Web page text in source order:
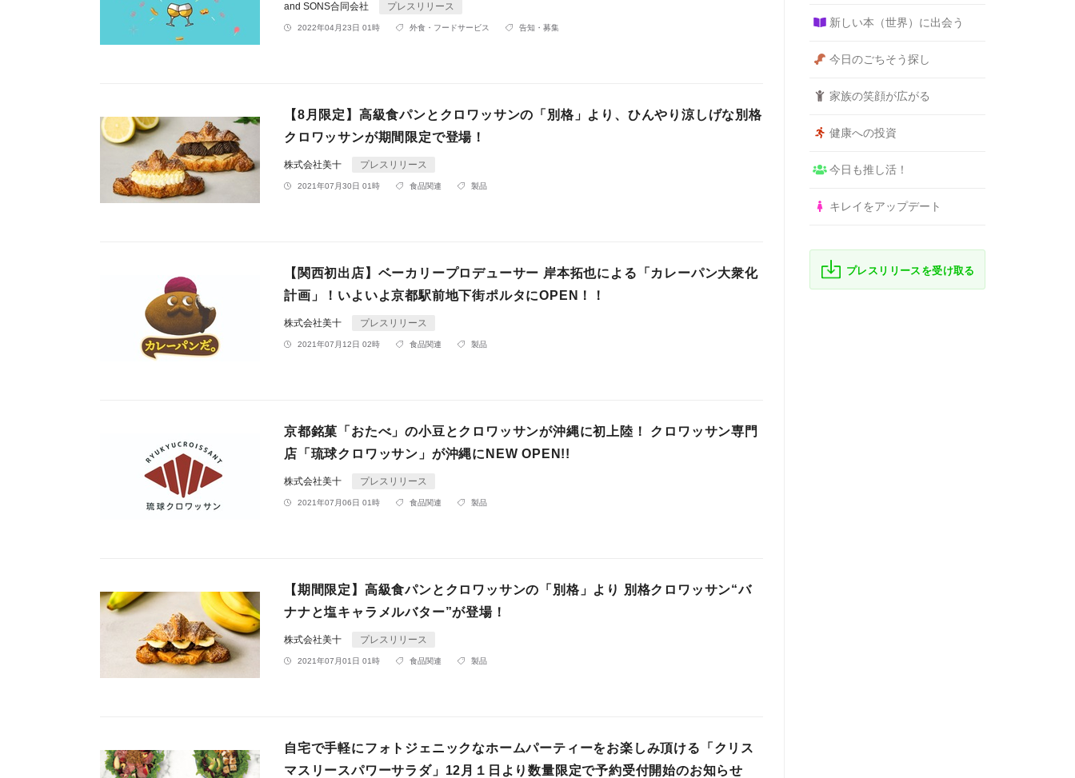
and SONS合同会社 プレスリリース
2022年04月23日 01時 外食・フードサービス 告知・募集
【8月限定】高級食パンとクロワッサンの「別格」より、ひんやり涼しげな別格
クロワッサンが期間限定で登場！
株式会社美十 プレスリリース
2021年07月30日 01時 食品関連 製品
【関西初出店】ベーカリープロデューサー 岸本拓也による「カレーパン大衆化
計画」！いよいよ京都駅前地下街ポルタにOPEN！！
株式会社美十 プレスリリース
2021年07月12日 02時 食品関連 製品
京都銘菓「おたべ」の小豆とクロワッサンが沖縄に初上陸！ クロワッサン専門
店「琉球クロワッサン」が沖縄にNEW OPEN!!
株式会社美十 プレスリリース
2021年07月06日 01時 食品関連 製品
【期間限定】高級食パンとクロワッサンの「別格」より 別格クロワッサン“バ
ナナと塩キャラメルバター”が登場！
株式会社美十 プレスリリース
2021年07月01日 01時 食品関連 製品
自宅で手軽にフォトジェニックなホームパーティーをお楽しみ頂ける「クリス
マスリースパワーサラダ」12月１日より数量限定で予約受付開始のお知らせ
新しい本（世界）に出会う
今日のごちそう探し
家族の笑顔が広がる
健康への投資
今日も推し活！
キレイをアップデート
プレスリリースを受け取る